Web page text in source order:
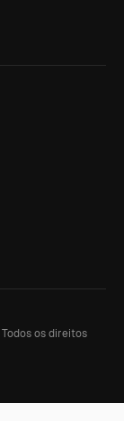
Todos os direitos